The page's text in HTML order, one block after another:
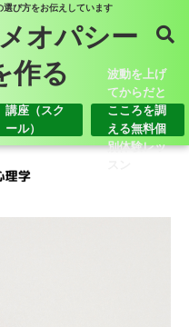
選び方をお伝えしています
オパシー
作る
講座（スク
ール）
波動を上げ
てからだと
こころを調
える無料個
別体験レッ